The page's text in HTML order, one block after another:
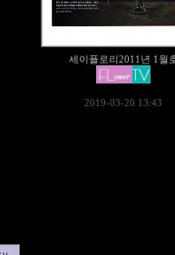
세이플로리2011년 1월
2019-03-20 13:43